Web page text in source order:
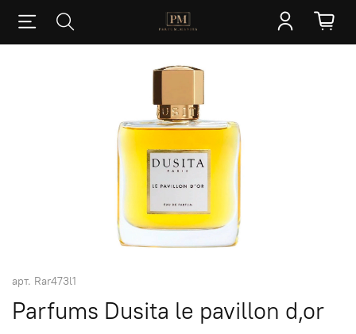
арт. Rar473l1
Parfums Dusita le pavillon d,or